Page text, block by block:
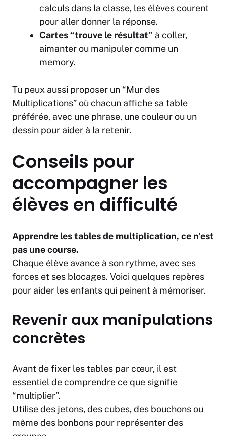
calculs dans la classe, les élèves courent
pour aller donner la réponse.
Cartes “trouve le résultat” à coller,
aimanter ou manipuler comme un
memory.
Tu peux aussi proposer un “Mur des
Multiplications” où chacun affiche sa table
préférée, avec une phrase, une couleur ou un
dessin pour aider à la retenir.
Conseils pour
accompagner les
élèves en difficulté
Apprendre les tables de multiplication, ce n’est
pas une course.
Chaque élève avance à son rythme, avec ses
forces et ses blocages. Voici quelques repères
pour aider les enfants qui peinent à mémoriser.
Revenir aux manipulations
concrètes
Avant de fixer les tables par cœur, il est
essentiel de comprendre ce que signifie
“multiplier”.
Utilise des jetons, des cubes, des bouchons ou
même des bonbons pour représenter des